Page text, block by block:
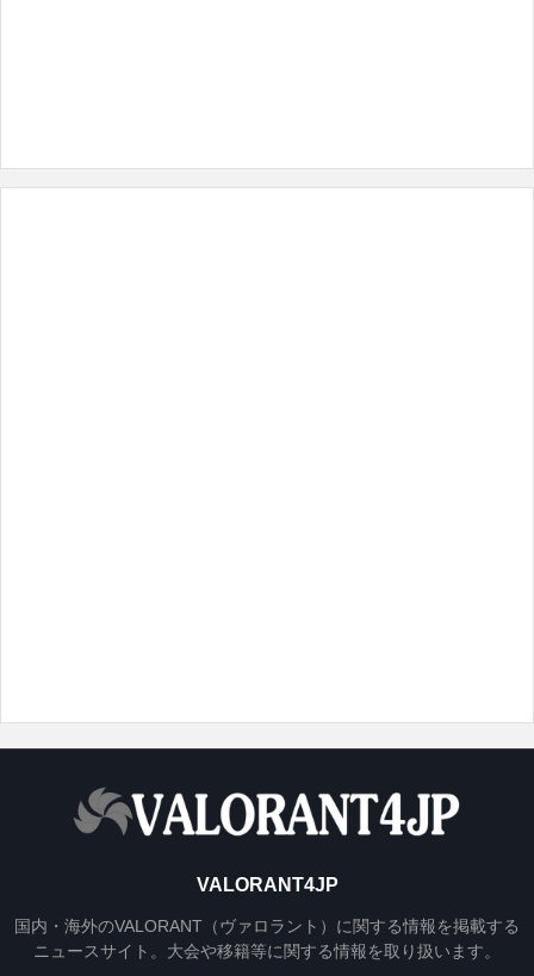
VALORANT4JP
国内・海外のVALORANT（ヴァロラント）に関する情報を掲載する
ニュースサイト。大会や移籍等に関する情報を取り扱います。